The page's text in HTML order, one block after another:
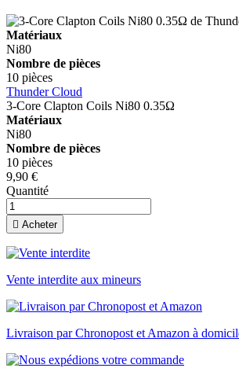
Matériaux
Ni80
Nombre de pièces
10 pièces
Thunder Cloud
3-Core Clapton Coils Ni80 0.35Ω
Matériaux
Ni80
Nombre de pièces
10 pièces
9,90 €
Quantité
 Acheter
Vente interdite aux mineurs
Livraison par Chronopost et Amazon à